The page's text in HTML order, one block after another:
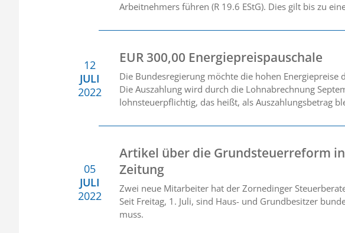
Arbeitnehmers führen (R 19.6 EStG). Dies gilt bis zu
12
JULI
2022
EUR 300,00 Energiepreispauschale
Die Bundesregierung möchte die hohen Energiepreise
Die Auszahlung wird durch die Lohnabrechnung
lohnsteuerpflichtig, das heißt, als Auszahlungsbetrag
05
JULI
2022
Artikel über die Grundsteuerreform
Zeitung
Zwei neue Mitarbeiter hat der Zornedinger
Seit Freitag, 1. Juli, sind Haus- und Grundbesitzer
muss.